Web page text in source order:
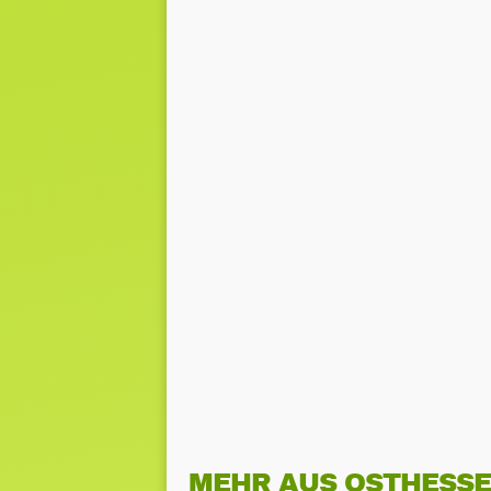
MEHR AUS